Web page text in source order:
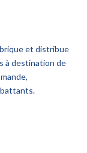
et distribue
à destination de